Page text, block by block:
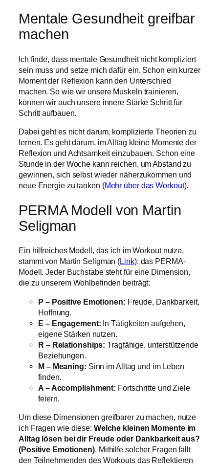
Mentale Gesundheit greifbar
machen
Ich finde, dass mentale Gesundheit nicht kompliziert
sein muss und setze mich dafür ein. Schon ein kurzer
Moment der Reflexion kann den Unterschied
machen. So wie wir unsere Muskeln trainieren,
können wir auch unsere innere Stärke Schritt für
Schritt aufbauen.
Dabei geht es nicht darum, komplizierte Theorien zu
lernen. Es geht darum, im Alltag kleine Momente der
Reflexion und Achtsamkeit einzubauen. Schon eine
Stunde in der Woche kann reichen, um Abstand zu
gewinnen, sich selbst wieder näherzukommen und
neue Energie zu tanken (Mehr über das Workout).
PERMA Modell von Martin
Seligman
Ein hilfreiches Modell, das ich im Workout nutze,
stammt von Martin Seligman (Link): das PERMA-
Modell. Jeder Buchstabe steht für eine Dimension,
die zu unserem Wohlbefinden beiträgt:
P – Positive Emotionen: Freude, Dankbarkeit,
Hoffnung.
E – Engagement: In Tätigkeiten aufgehen,
eigene Stärken nutzen.
R – Relationships: Tragfähige, unterstützende
Beziehungen.
M – Meaning: Sinn im Alltag und im Leben
finden.
A – Accomplishment: Fortschritte und Ziele
feiern.
Um diese Dimensionen greifbarer zu machen, nutze
ich Fragen wie diese: Welche kleinen Momente im
Alltag lösen bei dir Freude oder Dankbarkeit aus?
(Positive Emotionen). Mithilfe solcher Fragen fällt
den Teilnehmenden des Workouts das Reflektieren